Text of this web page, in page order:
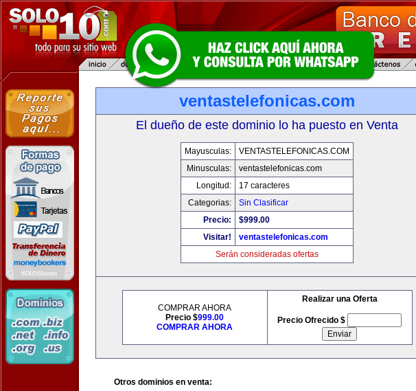
ventastelefonicas.com
El dueño de este dominio lo ha puesto en Venta
Mayusculas:
VENTASTELEFONICAS.COM
Minusculas:
ventastelefonicas.com
Longitud:
17 caracteres
Categorias:
Sin Clasificar
Precio:
$999.00
Visitar!
ventastelefonicas.com
Serán consideradas ofertas
COMPRAR AHORA
Precio $999.00
COMPRAR AHORA
Realizar una Oferta
Precio Ofrecido $
Otros dominios en venta: